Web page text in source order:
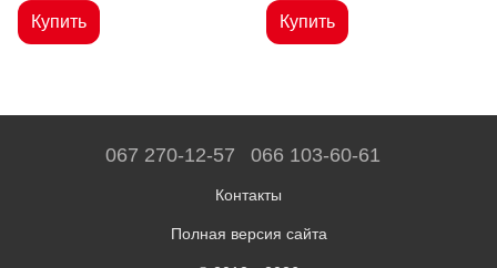
Купить Купить
067 270-12-57 066 103-60-61
Контакты
Полная версия сайта